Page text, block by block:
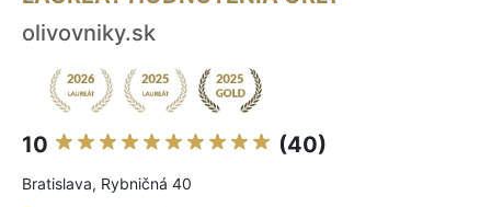
olivovniky.sk
10 (40)
Bratislava, Rybničná 40